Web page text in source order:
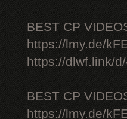
BEST CP
https://lmy.de/
https://dlwf.link/
BEST CP
https://lmy.de/